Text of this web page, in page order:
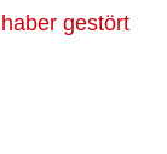
gestört